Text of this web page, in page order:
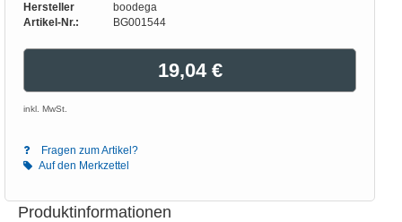
Hersteller
boodega
Artikel-Nr.:
BG001544
19,04 €
inkl. MwSt.
Fragen zum Artikel?
Auf den Merkzettel
Produktinformationen